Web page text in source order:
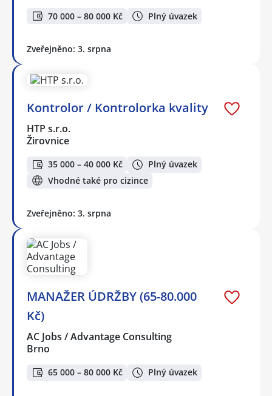
70 000 – 80 000 Kč Plný úvazek
Zveřejněno: 3. srpna
Kontrolor / Kontrolorka kvality
HTP s.r.o.
Žirovnice
35 000 – 40 000 Kč
Plný úvazek
Vhodné také pro cizince
Zveřejněno: 3. srpna
MANAŽER ÚDRŽBY (65-80.000
Kč)
AC Jobs / Advantage Consulting
Brno
65 000 – 80 000 Kč Plný úvazek